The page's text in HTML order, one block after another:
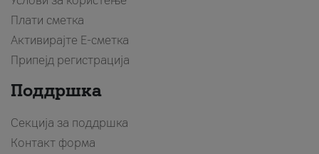
Плати сметка
Активирајте Е-сметка
Припејд регистрација
Поддршка
Секција за поддршка
Контакт форма